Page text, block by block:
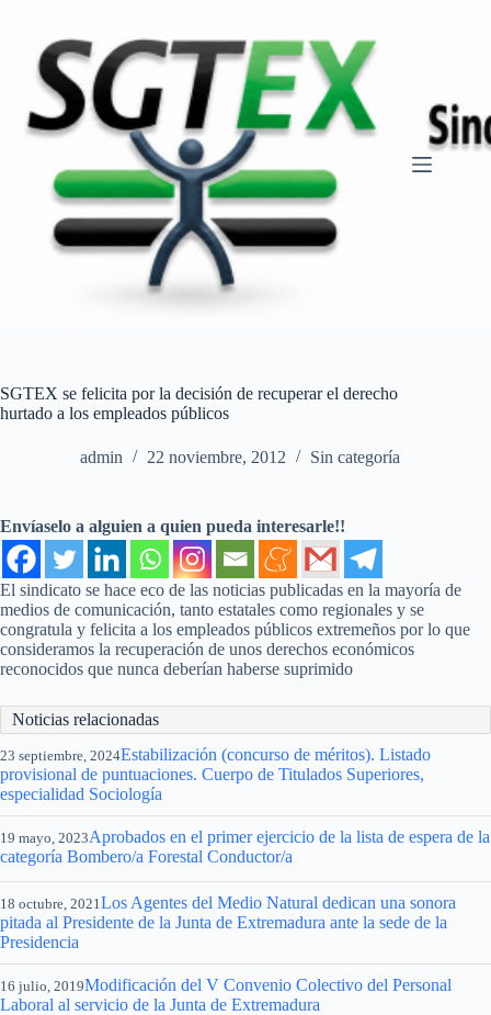
contenido
SGTEX se felicita por la decisión de recuperar el derecho
hurtado a los empleados públicos
admin 22 noviembre, 2012 Sin categoría
Envíaselo a alguien a quien pueda interesarle!!
El sindicato se hace eco de las noticias publicadas en la mayoría de
medios de comunicación, tanto estatales como regionales y se
congratula y felicita a los empleados públicos extremeños por lo que
consideramos la recuperación de unos derechos económicos
reconocidos que nunca deberían haberse suprimido
Noticias relacionadas
23 septiembre, 2024Estabilización (concurso de méritos). Listado
provisional de puntuaciones. Cuerpo de Titulados Superiores,
especialidad Sociología
19 mayo, 2023Aprobados en el primer ejercicio de la lista de espera de la
categoría Bombero/a Forestal Conductor/a
18 octubre, 2021Los Agentes del Medio Natural dedican una sonora
pitada al Presidente de la Junta de Extremadura ante la sede de la
Presidencia
16 julio, 2019Modificación del V Convenio Colectivo del Personal
Laboral al servicio de la Junta de Extremadura